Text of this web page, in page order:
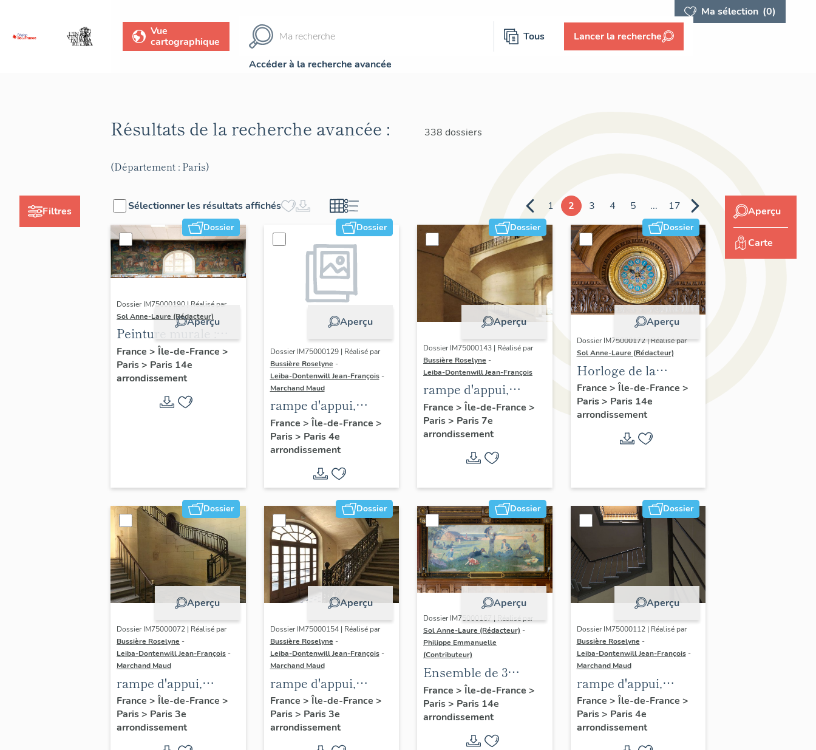
Ma sélection (0)
Vue
cartographique
Tous Lancer la recherche
Accéder à la recherche avancée
Filtres
Résultats de la recherche avancée : 338 dossiers
(Département : Paris)
Sélectionner les résultats affichés 1 2 3 4 5 ... 17
Dossier
Aperçu
Dossier IM75000190 | Réalisé par
Sol Anne-Laure (Rédacteur)
Peinture murale :
Les vieilles
chansons de France.
France > Île-de-France >
Paris> Paris 14e
arrondissement
Dossier
Aperçu
Dossier IM75000129 | Réalisé par
Bussière Roselyne -
Leiba-Dontenwill Jean-François -
Marchand Maud
rampe d'appui,
escalier de l' hôtel
Chastillon (non
étudié)
France > Île-de-France >
Paris> Paris 4e
arrondissement
Dossier
Aperçu
Dossier IM75000143 | Réalisé par
Bussière Roselyne -
Leiba-Dontenwill Jean-François
rampe d'appui,
escalier de l' hôpital
dit hôtel des
Invalides (non
France > Île-de-France >
Paris> Paris 7e
arrondissement
Dossier
Aperçu
Dossier IM75000172 | Réalisé par
Sol Anne-Laure (Rédacteur)
Horloge de la
cheminée de la salle
des mariages
France > Île-de-France >
Paris> Paris 14e
arrondissement
Dossier
Aperçu
Dossier IM75000072 | Réalisé par
Bussière Roselyne -
Leiba-Dontenwill Jean-François -
Marchand Maud
rampe d'appui,
escalier de l' hôtel
d'Alméras (non
étudié)
France > Île-de-France >
Paris> Paris 3e
arrondissement
Dossier
Aperçu
Dossier IM75000154 | Réalisé par
Bussière Roselyne -
Leiba-Dontenwill Jean-François -
Marchand Maud
rampe d'appui,
escalier de l' hôtel de
Vigny (non étudié)
France > Île-de-France >
Paris> Paris 3e
arrondissement
Dossier
Aperçu
Dossier IM75000167 | Réalisé par
Sol Anne-Laure (Rédacteur) -
Philippe Emmanuelle
(Contributeur)
Ensemble de 3
peintures
monumentales : les
Fiançailles, le Repas
de noces, la Famille
France > Île-de-France >
Paris> Paris 14e
arrondissement
Dossier
Aperçu
Dossier IM75000112 | Réalisé par
Bussière Roselyne -
Leiba-Dontenwill Jean-François -
Marchand Maud
rampe d'appui,
escalier de la maison
à porte cochère dite
maison Varin (non
France > Île-de-France >
Paris> Paris 4e
arrondissement
Aperçu
Carte